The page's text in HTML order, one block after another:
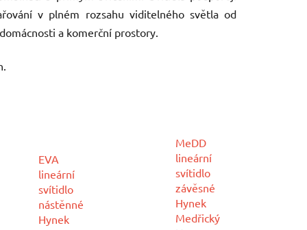
v plném rozsahu viditelného světla od
a komerční prostory.
EVA
lineární
svítidlo
nástěnné
Hynek
MeDD
lineární
svítidlo
závěsné
Hynek
Medřický